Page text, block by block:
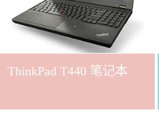
ThinkPad T440 笔记本